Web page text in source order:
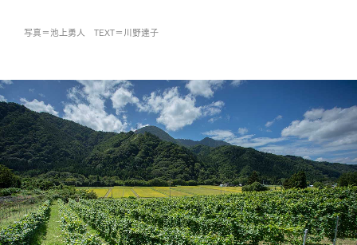
写真＝池上勇人 TEXT＝川野達子